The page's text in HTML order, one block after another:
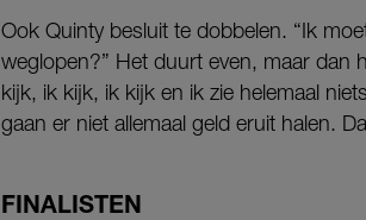
Ook Quinty besluit te dobbelen. “Ik
weglopen?” Het duurt even, maar dan
kijk, ik kijk, ik kijk en ik zie helemaal
gaan er niet allemaal geld eruit halen.
FINALISTEN